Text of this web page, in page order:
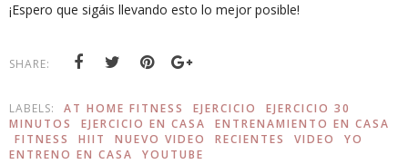
¡Espero que sigáis llevando esto lo mejor posible!
SHARE:
LABELS: AT HOME FITNESS EJERCICIO
EJERCICIO 30
MINUTOS
EJERCICIO EN CASA
ENTRENAMIENTO EN CASA
FITNESS
HIIT NUEVO VIDEO RECIENTES VIDEO
YO
ENTRENO EN CASA
YOUTUBE